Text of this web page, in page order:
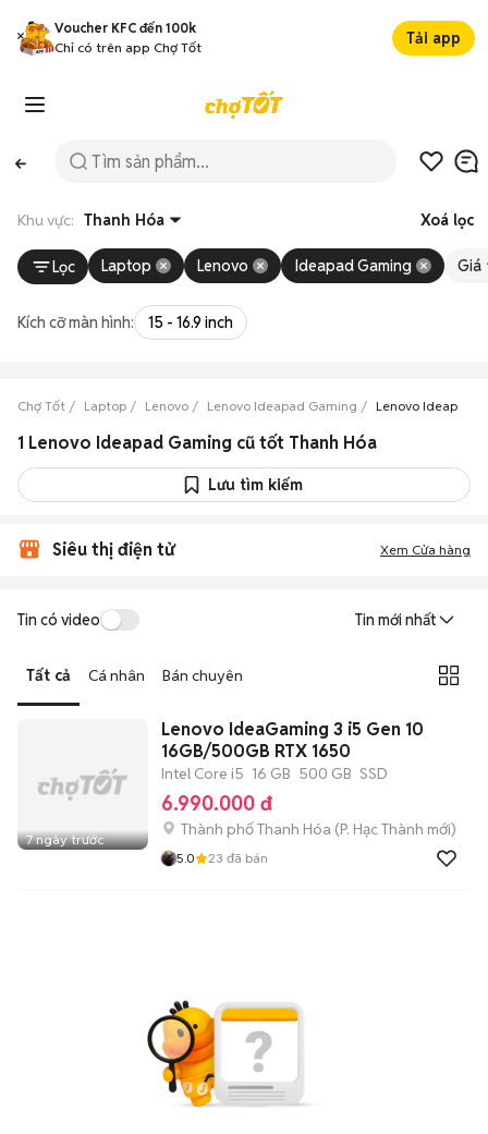
Voucher KFC đến 100k
Chỉ có trên app Chợ Tốt
Tải app
Khu vực: Thanh Hóa Xoá lọc
Lọc Laptop Lenovo Ideapad Gaming Giá
Kích cỡ màn hình: 15 - 16.9 inch
Chợ Tốt Laptop Lenovo Lenovo Ideapad Gaming Lenovo Ideapad
1 Lenovo Ideapad Gaming cũ tốt Thanh Hóa
Lưu tìm kiếm
Siêu thị điện tử Xem Cửa hàng
Tin có video Tin mới nhất
Tất cả Cá nhân Bán chuyên
7 ngày trước
Lenovo IdeaGaming 3 i5 Gen 10
16GB/500GB RTX 1650
Intel Core i5 16 GB 500 GB SSD
6.990.000 đ
Thành phố Thanh Hóa (P. Hạc Thành mới)
5.0 23 đã bán